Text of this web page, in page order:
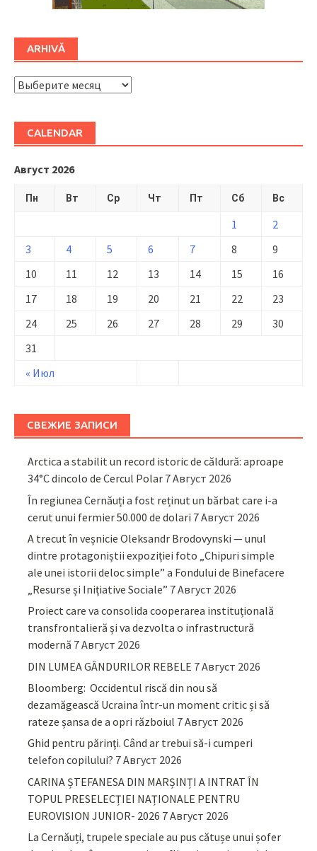
ARHIVĂ
ARHIVĂ
CALENDAR
Август 2026
Пн Вт Ср Чт Пт Сб Вс
« Июл
1
2
3
4 5 6 7 8
9
10
11 12 13 14 15
16
17
18 19 20 21 22
23
24
25 26 27 28 29
30
31
СВЕЖИЕ ЗАПИСИ
Arctica a stabilit un record istoric de căldură: aproape
34°C dincolo de Cercul Polar 7 Август 2026
În regiunea Cernăuți a fost reținut un bărbat care i-a
cerut unui fermier 50.000 de dolari 7 Август 2026
A trecut în veșnicie Oleksandr Brodovynski — unul
dintre protagoniștii expoziției foto „Chipuri simple
ale unei istorii deloc simple” a Fondului de Binefacere
„Resurse și Inițiative Sociale” 7 Август 2026
Proiect care va consolida cooperarea instituțională
transfrontalieră și va dezvolta o infrastructură
modernă 7 Август 2026
DIN LUMEA GÂNDURILOR REBELE 7 Август 2026
Bloomberg: Occidentul riscă din nou să
dezamăgească Ucraina într-un moment critic și să
rateze șansa de a opri războiul 7 Август 2026
Ghid pentru părinţi. Când ar trebui să-i cumperi
telefon copilului? 7 Август 2026
CARINA ȘTEFANESA DIN MARȘINȚI A INTRAT ÎN
TOPUL PRESELECȚIEI NAȚIONALE PENTRU
EUROVISION JUNIOR- 2026 7 Август 2026
La Cernăuți, trupele speciale au pus cătușe unui șofer